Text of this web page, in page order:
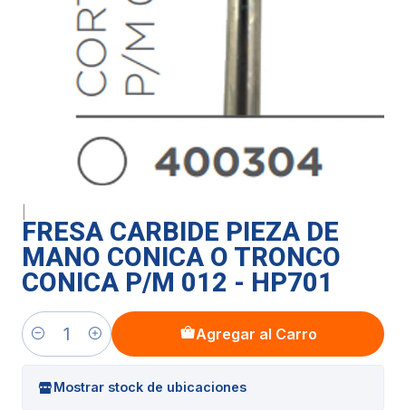
FRESA CARBIDE PIEZA DE
MANO CONICA O TRONCO
CONICA P/M 012 - HP701
Cantidad
Agregar al Carro
Mostrar stock de ubicaciones